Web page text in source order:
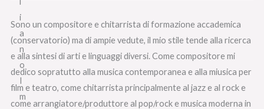
Sono un compositore e chitarrista di formazione accademica
(conservatorio) ma di ampie vedute, il mio stile tende alla ricerca
e alla sintesi di arti e linguaggi diversi. Come compositore mi
dedico sopratutto alla musica contemporanea e alla miusica per
film e teatro, come chitarrista principalmente al jazz e al rock e
come arrangiatore/produttore al pop/rock e musica moderna in